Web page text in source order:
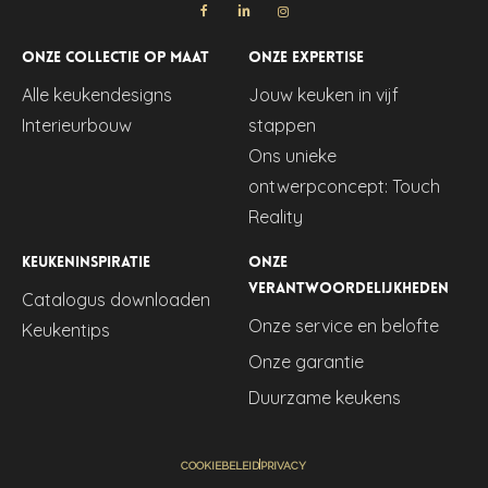
Onze collectie op maat
Alle keukendesigns
Interieurbouw
Onze expertise
Jouw keuken in vijf
stappen
Ons unieke
ontwerpconcept: Touch
Reality
Keukeninspiratie
Catalogus downloaden
Keukentips
Onze
verantwoordelijkheden
Onze service en belofte
Onze garantie
Duurzame keukens
COOKIEBELEIDPRIVACY